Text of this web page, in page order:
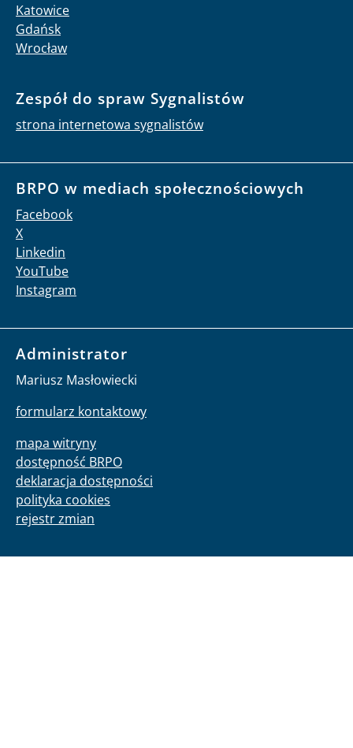
Katowice
Gdańsk
Wrocław
Zespół do spraw Sygnalistów
strona internetowa sygnalistów
BRPO w mediach społecznościowych
Facebook
X
Linkedin
YouTube
Instagram
Administrator
Mariusz Masłowiecki
formularz kontaktowy
mapa witryny
dostępność BRPO
deklaracja dostępności
polityka cookies
rejestr zmian